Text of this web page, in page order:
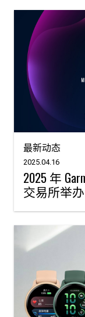
最新动态
2025.04.16
2025 年
交易所举办